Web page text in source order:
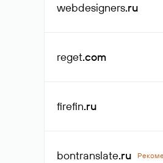
webdesigners.ru
reget.com
firefin.ru
bontranslate.ru